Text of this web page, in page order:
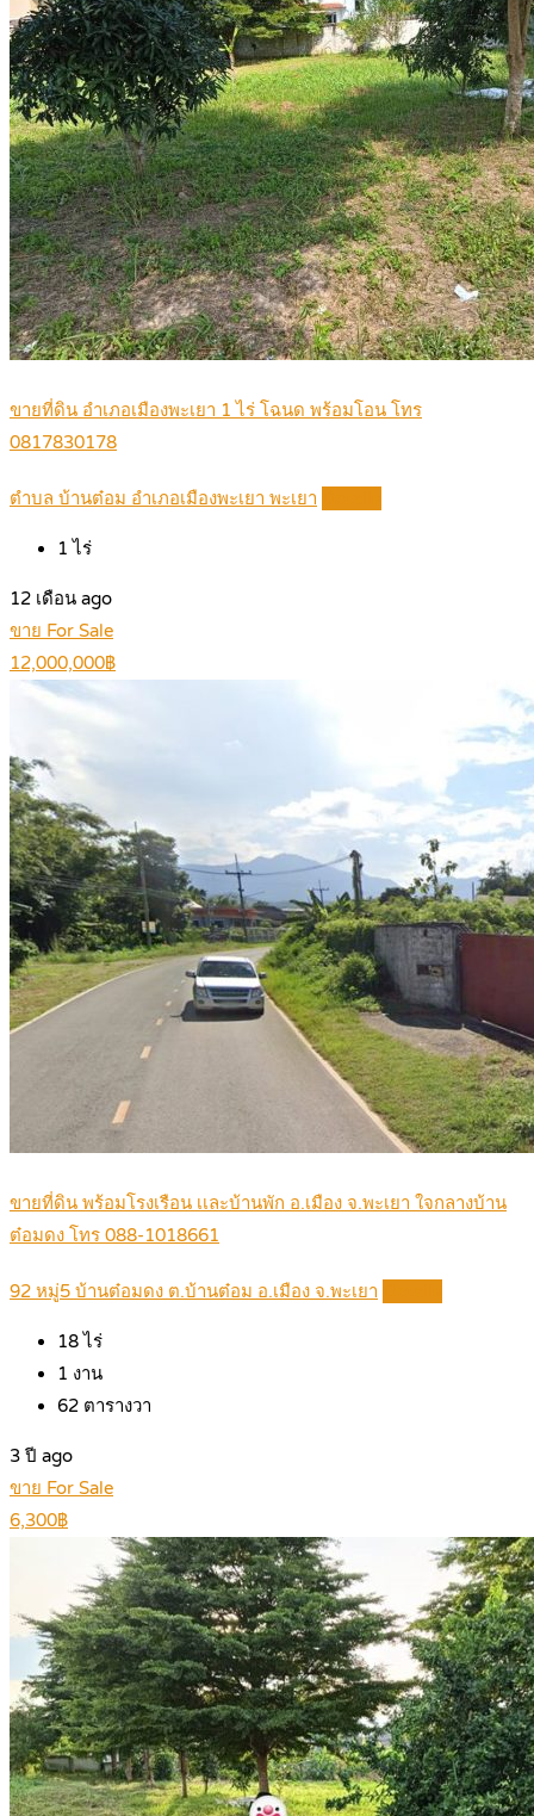
ขายที่ดิน อำเภอเมืองพะเยา 1 ไร่ โฉนด พร้อมโอน โทร
0817830178
ตำบล บ้านต๋อม อำเภอเมืองพะเยา พะเยา
1 ไร่
12 เดือน ago
ขาย For Sale
12,000,000฿
ขายที่ดิน พร้อมโรงเรือน เเละบ้านพัก อ.เมือง จ.พะเยา ใจกลางบ้าน
ต๋อมดง โทร 088-1018661
92 หมู่5 บ้านต๋อมดง ต.บ้านต๋อม อ.เมือง จ.พะเยา
18ไร่
1 งาน
62 ตารางวา
3 ปี ago
ขาย For Sale
6,300฿